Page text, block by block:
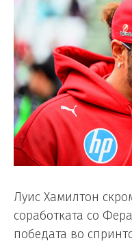
Луис Хамилтон
соработката со
победата во